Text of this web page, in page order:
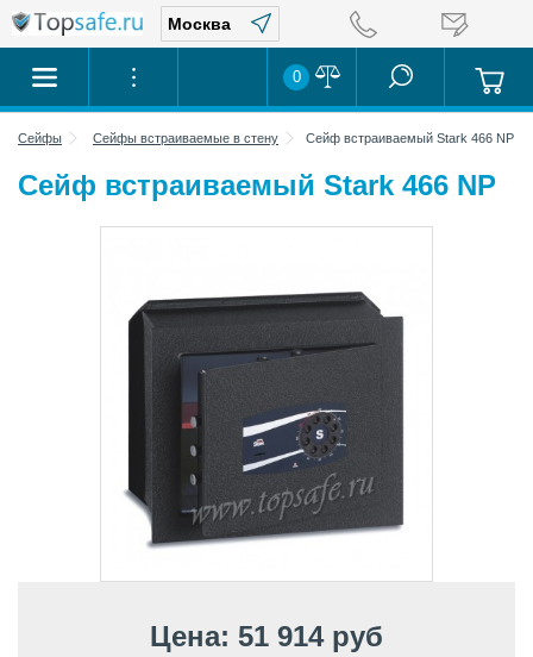
0
Сейфы Сейфы встраиваемые в стену Сейф встраиваемый Stark 466 NP
Сейф встраиваемый Stark 466 NP
Цена: 51 914 руб